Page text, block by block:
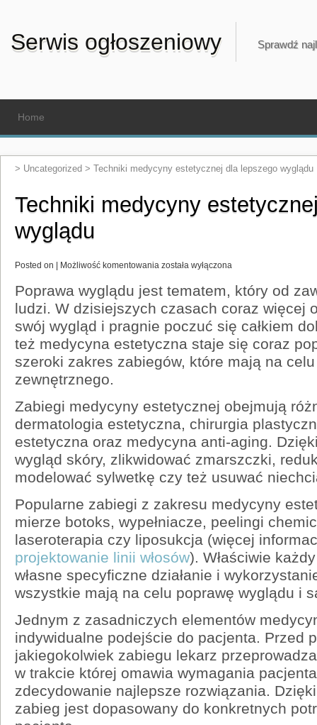
Serwis ogłoszeniowy Sprawdź
Home
> Uncategorized > Techniki medycyny estetycznej dla lepszego wyglądu
Techniki medycyny
wyglądu
Posted on | Możliwość komentowania Techniki
dla
lepszego
wyglądu
została wyłączona
Poprawa wyglądu jest tematem, który od
ludzi. W dzisiejszych czasach coraz więcej
swój wygląd i pragnie poczuć się całkiem
też medycyna estetyczna staje się coraz
szeroki zakres zabiegów, które mają na
zewnętrznego.
Zabiegi medycyny estetycznej obejmują
dermatologia estetyczna, chirurgia
estetyczna oraz medycyna anti-aging.
wygląd skóry, zlikwidować zmarszczki,
modelować sylwetkę czy też usuwać
Popularne zabiegi z zakresu medycyny
mierze botoks, wypełniacze, peelingi
laseroterapia czy liposukcja (więcej
projektowanie linii włosów). Właściwie
własne specyficzne działanie i
wszystkie mają na celu poprawę wyglądu i
Jednym z zasadniczych elementów
indywidualne podejście do pacjenta. Przed
jakiegokolwiek zabiegu lekarz
w trakcie której omawia wymagania
zdecydowanie najlepsze rozwiązania.
zabieg jest dopasowany do konkretnych